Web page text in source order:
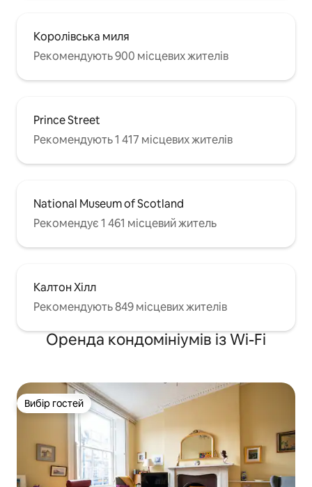
Королівська миля
Рекомендують 900 місцевих жителів
Prince Street
Рекомендують 1 417 місцевих жителів
National Museum of Scotland
Рекомендує 1 461 місцевий житель
Калтон Хілл
Рекомендують 849 місцевих жителів
Оренда кондомініумів із Wi-Fi
Вибір гостей
Вибір гостей